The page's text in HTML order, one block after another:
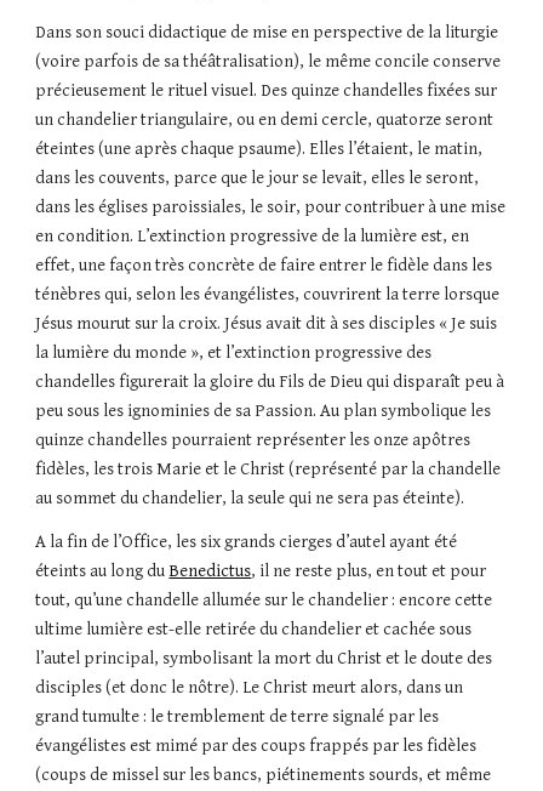
Dans son souci didactique de mise en perspective de la liturgie
(voire parfois de sa théâtralisation), le même concile conserve
précieusement le rituel visuel. Des quinze chandelles fixées sur
un chandelier triangulaire, ou en demi cercle, quatorze seront
éteintes (une après chaque psaume). Elles l’étaient, le matin,
dans les couvents, parce que le jour se levait, elles le seront,
dans les églises paroissiales, le soir, pour contribuer à une mise
en condition. L’extinction progressive de la lumière est, en
effet, une façon très concrète de faire entrer le fidèle dans les
ténèbres qui, selon les évangélistes, couvrirent la terre lorsque
Jésus mourut sur la croix. Jésus avait dit à ses disciples « Je suis
la lumière du monde », et l’extinction progressive des
chandelles figurerait la gloire du Fils de Dieu qui disparaît peu à
peu sous les ignominies de sa Passion. Au plan symbolique les
quinze chandelles pourraient représenter les onze apôtres
fidèles, les trois Marie et le Christ (représenté par la chandelle
au sommet du chandelier, la seule qui ne sera pas éteinte).
A la fin de l’Office, les six grands cierges d’autel ayant été
éteints au long du Benedictus, il ne reste plus, en tout et pour
tout, qu’une chandelle allumée sur le chandelier : encore cette
ultime lumière est-elle retirée du chandelier et cachée sous
l’autel principal, symbolisant la mort du Christ et le doute des
disciples (et donc le nôtre). Le Christ meurt alors, dans un
grand tumulte : le tremblement de terre signalé par les
évangélistes est mimé par des coups frappés par les fidèles
(coups de missel sur les bancs, piétinements sourds, et même